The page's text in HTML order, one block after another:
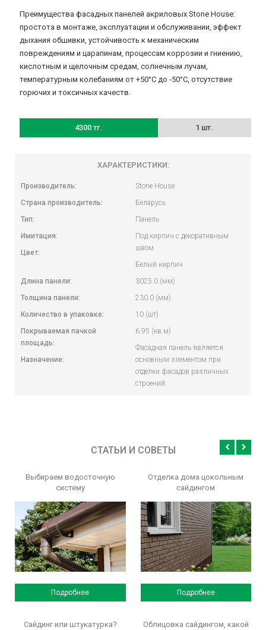
Преимущества фасадных панелей акриловых Stone House:
простота в монтаже, эксплуатации и обслуживании, эффект
дыхания обшивки, устойчивость к механическим
повреждениям и царапинам, процессам коррозии и гниению,
кислотным и щелочным средам, солнечным лучам,
температурным колебаниям от +50‎°C до -50°C, отсутствие
горючих и токсичных качеств.
4300 тг. 1 шт.
ХАРАКТЕРИСТИКИ:
Производитель:
Страна производитель:
Тип:
Имитация:
Цвет:
Stone House
Беларусь
Панель
Под кирпич с декоративным
швом
Белый кирпич
Длина панели:
Толщина панели:
Количество в упаковке:
Покрываемая пачкой
площадь:
Назначение:
3025.0 (мм)
230.0 (мм)
10 (шт)
6.95 (кв.м)
Фасадная панель является
основным элементом при
отделки фасадов различных
строений.
СТАТЬИ И СОВЕТЫ
Выбираем водосточную
систему
Подробнее
Отделка дома цокольным
сайдингом
Подробнее
Сайдинг или штукатурка?
Облицовка сайдингом, какой